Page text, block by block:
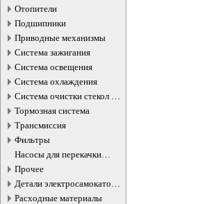
Отопители
Подшипники
Приводные механизмы
Система зажигания
Система освещения
Система охлаждения
Система очистки стекол и
фар
Тормозная система
Трансмиссия
Фильтры
Насосы для перекачки
жидкостей
Прочее
Детали электросамокатов и
электротранспорта
Расходные материалы